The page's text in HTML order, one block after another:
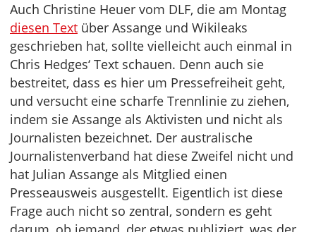
Auch Christine Heuer vom DLF, die am Montag
diesen Text über Assange und Wikileaks
geschrieben hat, sollte vielleicht auch einmal in
Chris Hedges‘ Text schauen. Denn auch sie
bestreitet, dass es hier um Pressefreiheit geht,
und versucht eine scharfe Trennlinie zu ziehen,
indem sie Assange als Aktivisten und nicht als
Journalisten bezeichnet. Der australische
Journalistenverband hat diese Zweifel nicht und
hat Julian Assange als Mitglied einen
Presseausweis ausgestellt. Eigentlich ist diese
Frage auch nicht so zentral, sondern es geht